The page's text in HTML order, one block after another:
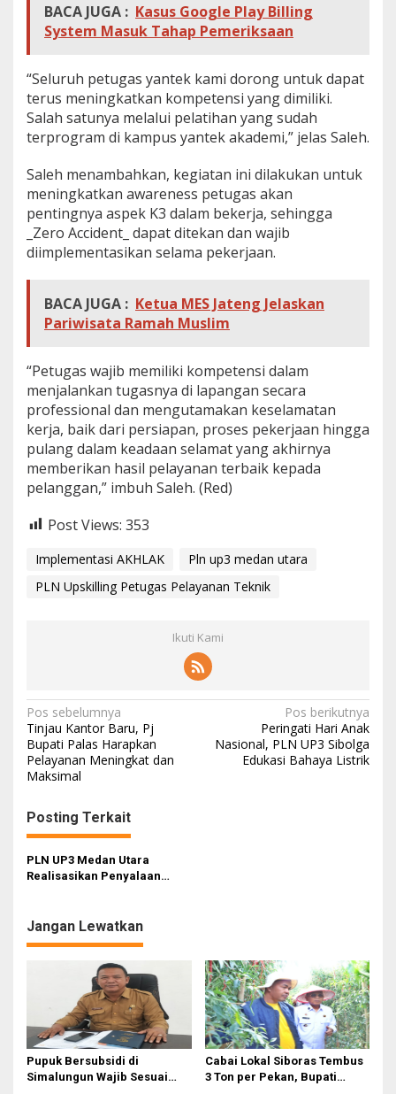
BACA JUGA : Kasus Google Play Billing
System Masuk Tahap Pemeriksaan
“Seluruh petugas yantek kami dorong untuk dapat
terus meningkatkan kompetensi yang dimiliki.
Salah satunya melalui pelatihan yang sudah
terprogram di kampus yantek akademi,” jelas Saleh.
Saleh menambahkan, kegiatan ini dilakukan untuk
meningkatkan awareness petugas akan
pentingnya aspek K3 dalam bekerja, sehingga
_Zero Accident_ dapat ditekan dan wajib
diimplementasikan selama pekerjaan.
BACA JUGA : Ketua MES Jateng Jelaskan
Pariwisata Ramah Muslim
“Petugas wajib memiliki kompetensi dalam
menjalankan tugasnya di lapangan secara
professional dan mengutamakan keselamatan
kerja, baik dari persiapan, proses pekerjaan hingga
pulang dalam keadaan selamat yang akhirnya
memberikan hasil pelayanan terbaik kepada
pelanggan,” imbuh Saleh. (Red)
Post Views: 353
Implementasi AKHLAK
Pln up3 medan utara
PLN Upskilling Petugas Pelayanan Teknik
Ikuti Kami
Navigasi
pos
Pos sebelumnya
Tinjau Kantor Baru, Pj
Bupati Palas Harapkan
Pelayanan Meningkat dan
Maksimal
Pos berikutnya
Peringati Hari Anak
Nasional, PLN UP3 Sibolga
Edukasi Bahaya Listrik
Posting Terkait
PLN UP3 Medan Utara
Realisasikan Penyalaan
Jangan Lewatkan
Pupuk Bersubsidi di
Simalungun Wajib Sesuai
Cabai Lokal Siboras Tembus
3 Ton per Pekan, Bupati